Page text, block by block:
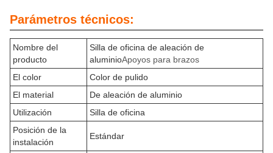
Parámetros técnicos:
Nombre del
producto
Silla de oficina de aleación de
aluminioApoyos para brazos
El color
Color de pulido
El material
De aleación de aluminio
Utilización
Silla de oficina
Posición de la
instalación
Estándar